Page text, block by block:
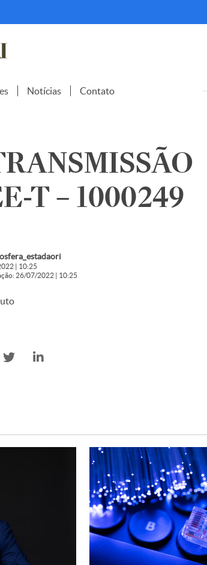
Notícias Contato
T – 1000249
| 10:25
26/07/2022 | 10:25